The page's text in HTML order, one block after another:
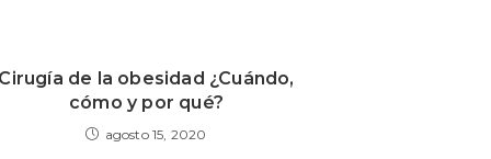
de la obesidad ¿Cuándo,
cómo y por qué?
agosto 15, 2020